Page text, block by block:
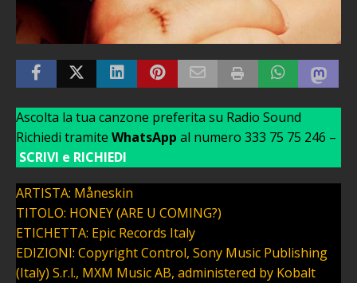
Ascolta la tua canzone preferita su Radio Sound
Richiedi tramite WhatsApp al numero 333 75 75 246 –
SCRIVI e RICHIEDI
ARTISTA: Måneskin
TITOLO: HONEY (ARE U COMING?)
ETICHETTA: Epic Records Italy
EDIZIONI: Copyright Control, Sony Music Publishing
(Italy) S.r.l., MXM Music AB, administered by Kobalt